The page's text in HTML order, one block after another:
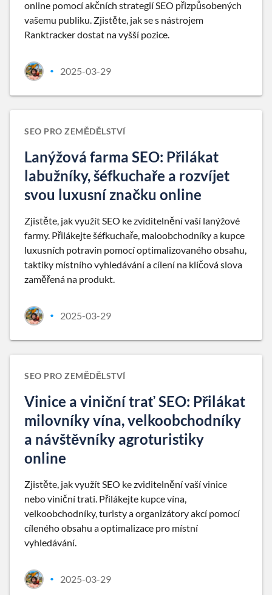
online pomocí akčních strategií SEO přizpůsobených
vašemu publiku. Zjistěte, jak se s nástrojem
Ranktracker dostat na vyšší pozice.
• 2025-03-29
SEO PRO ZEMĚDĚLSTVÍ
Lanýžová farma SEO: Přilákat
labužníky, šéfkuchaře a rozvíjet
svou luxusní značku online
Zjistěte, jak využít SEO ke zviditelnění vaší lanýžové
farmy. Přilákejte šéfkuchaře, maloobchodníky a kupce
luxusních potravin pomocí optimalizovaného obsahu,
taktiky místního vyhledávání a cílení na klíčová slova
zaměřená na produkt.
• 2025-03-29
SEO PRO ZEMĚDĚLSTVÍ
Vinice a viniční trať SEO: Přilákat
milovníky vína, velkoobchodníky
a návštěvníky agroturistiky
online
Zjistěte, jak využít SEO ke zviditelnění vaší vinice
nebo viniční trati. Přilákejte kupce vína,
velkoobchodníky, turisty a organizátory akcí pomocí
cíleného obsahu a optimalizace pro místní
vyhledávání.
• 2025-03-29